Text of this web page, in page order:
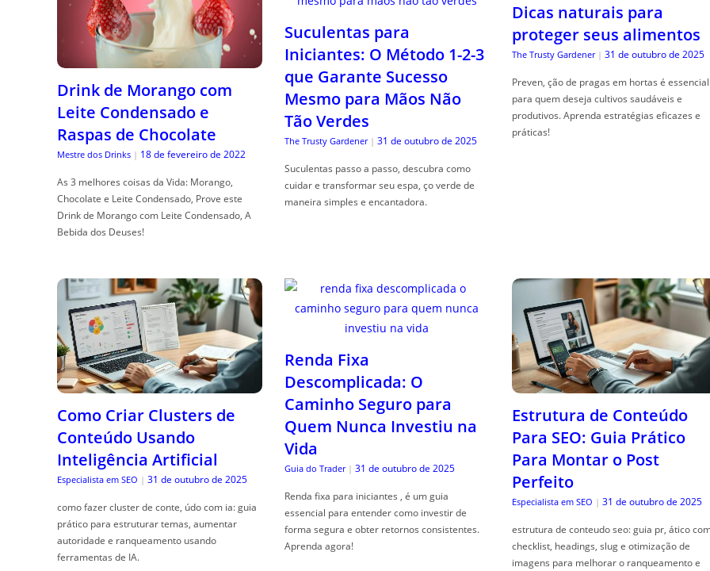
Drink de Morango com
Leite Condensado e
Raspas de Chocolate
Mestre dos Drinks | 18 de fevereiro de 2022
As 3 melhores coisas da Vida: Morango,
Chocolate e Leite Condensado, Prove este
Drink de Morango com Leite Condensado, A
Bebida dos Deuses!
Suculentas para
Iniciantes: O Método 1-2-3
que Garante Sucesso
Mesmo para Mãos Não
Tão Verdes
The Trusty Gardener | 31 de outubro de 2025
Suculentas passo a passo, descubra como
cuidar e transformar seu espa, ço verde de
maneira simples e encantadora.
Dicas naturais para
proteger seus alimentos
The Trusty Gardener | 31 de outubro de 2025
Preven, ção de pragas em hortas é essencial
para quem deseja cultivos saudáveis e
produtivos. Aprenda estratégias eficazes e
práticas!
Como Criar Clusters de
Conteúdo Usando
Inteligência Artificial
Especialista em SEO | 31 de outubro de 2025
como fazer cluster de conte, údo com ia: guia
prático para estruturar temas, aumentar
autoridade e ranqueamento usando
ferramentas de IA.
Renda Fixa
Descomplicada: O
Caminho Seguro para
Quem Nunca Investiu na
Vida
Guia do Trader | 31 de outubro de 2025
Renda fixa para iniciantes , é um guia
essencial para entender como investir de
forma segura e obter retornos consistentes.
Aprenda agora!
Estrutura de Conteúdo
Para SEO: Guia Prático
Para Montar o Post
Perfeito
Especialista em SEO | 31 de outubro de 2025
estrutura de conteudo seo: guia pr, ático
checklist, headings, slug e otimização de
imagens para melhorar o ranqueamento e